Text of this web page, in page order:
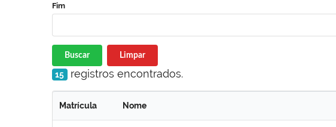
Fim
Buscar Limpar
15 registros encontrados.
Matrícula Nome